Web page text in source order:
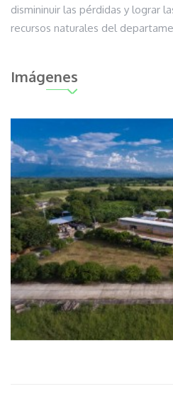
dismininuir las pérdidas y lograr
recursos naturales del
Imágenes